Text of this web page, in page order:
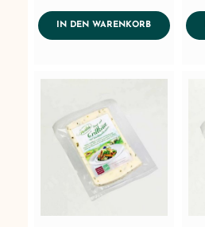
IN DEN WARENKORBADDTOCART